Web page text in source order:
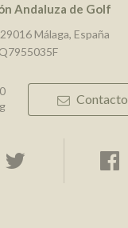
Andaluza de Golf
Málaga, España
Contacto